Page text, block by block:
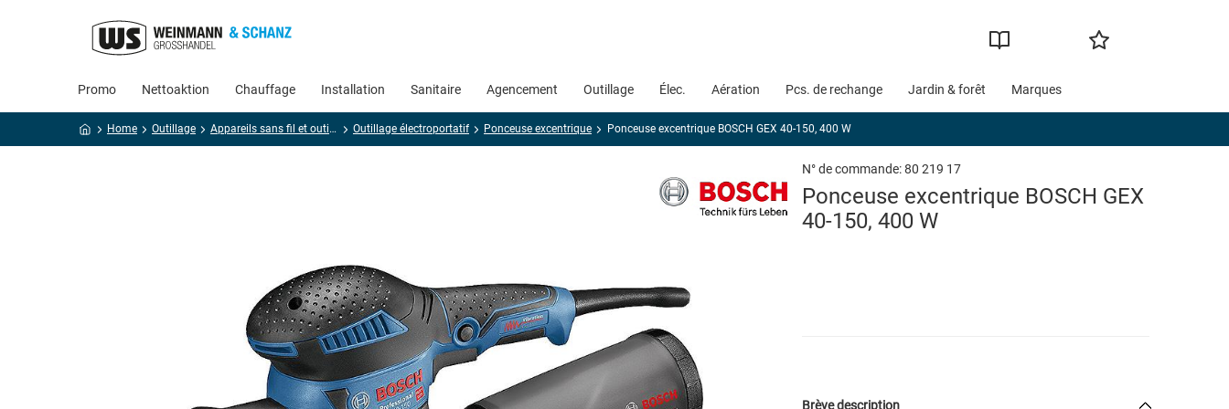
Promo Nettoaktion Chauffage Installation Sanitaire Agencement Outillage Élec. Aération Pcs. de rechange Jardin & forêt Marques
Home Outillage Appareils sans fil et outillage électroportatif Outillage électroportatif Ponceuse excentrique Ponceuse excentrique BOSCH GEX 40-150, 400 W
N° de commande:80 219 17
Ponceuse excentrique BOSCH GEX
40-150, 400 W
Brève description